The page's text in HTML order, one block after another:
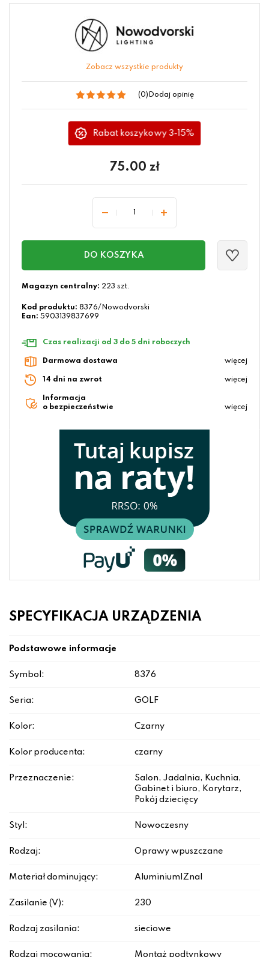
Zobacz wszystkie produkty
(0) Dodaj opinię
Rabat koszykowy 3-15%
75.00 zł
DO KOSZYKA
Magazyn centralny: 223 szt.
Kod produktu: 8376/Nowodvorski
Ean: 5903139837699
Czas realizacji od 3 do 5 dni roboczych
Darmowa dostawa więcej
14 dni na zwrot więcej
Informacja
o bezpieczeństwie
więcej
SPECYFIKACJA URZĄDZENIA
Podstawowe informacje
Symbol: 8376
Seria: GOLF
Kolor: Czarny
Kolor producenta: czarny
Przeznaczenie:
Salon, Jadalnia, Kuchnia,
Gabinet i biuro, Korytarz,
Pokój dziecięcy
Styl: Nowoczesny
Rodzaj: Oprawy wpuszczane
Materiał dominujący: Aluminium|Znal
Zasilanie (V): 230
Rodzaj zasilania: sieciowe
Rodzaj mocowania: Montaż podtynkowy